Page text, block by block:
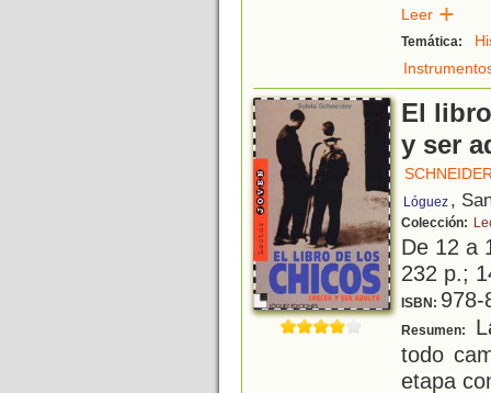
Leer
Temática:
El
y ser
Lóguez ,
Colección:
De 12 a
232 p.;
ISBN: 978-
Resumen:
todo
etapa